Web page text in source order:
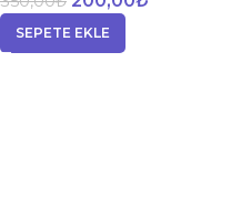
SEPETE EKLE